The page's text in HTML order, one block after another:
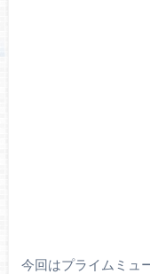
今回はプライムミュ